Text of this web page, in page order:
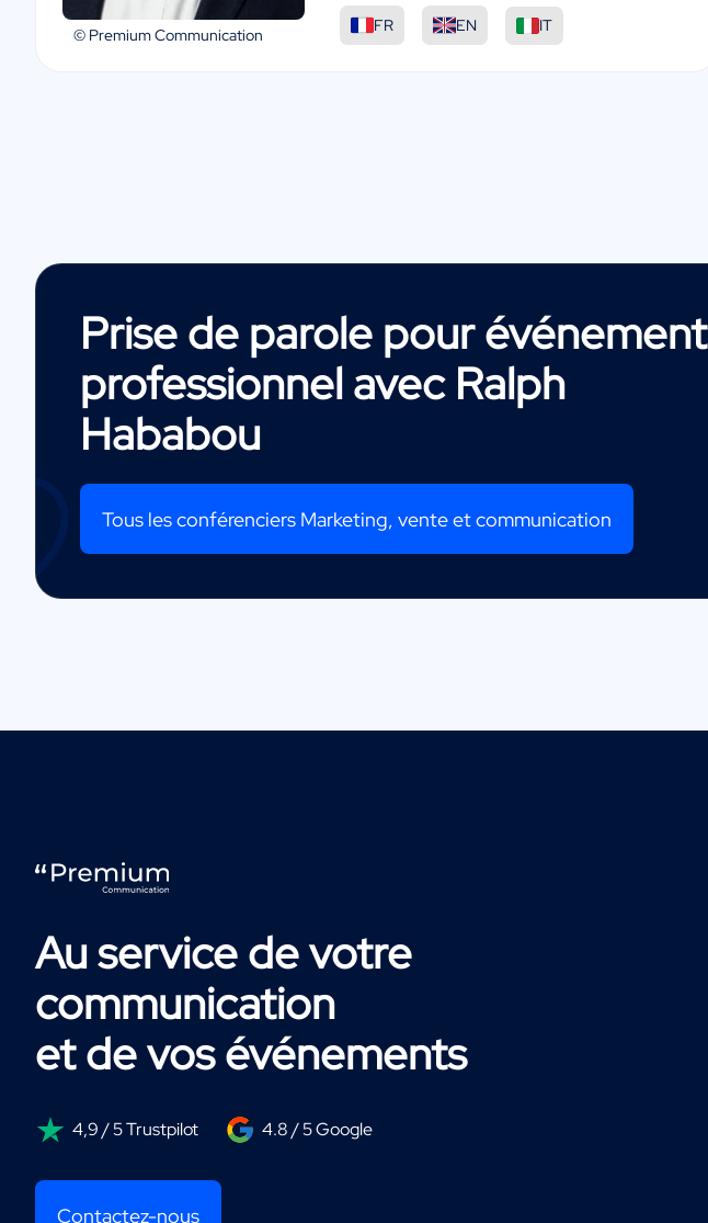
© Premium Communication FR EN IT
Prise de parole pour événement
professionnel avec Ralph
Hababou
Tous les conférenciers Marketing, vente et communication
Au service de votre
communication
et de vos événements
4,9 / 5 Trustpilot 4.8 / 5 Google
Contactez-nous